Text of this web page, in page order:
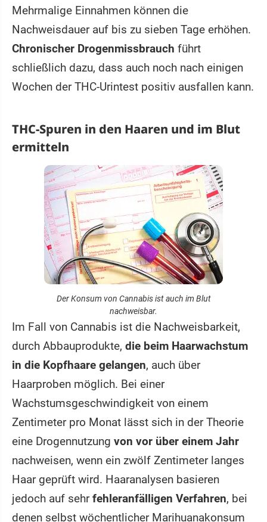
Mehrmalige Einnahmen können die
Nachweisdauer auf bis zu sieben Tage erhöhen.
Chronischer Drogenmissbrauch führt
schließlich dazu, dass auch noch nach einigen
Wochen der THC-Urintest positiv ausfallen kann.
THC-Spuren in den Haaren und im Blut
ermitteln
Der Konsum von Cannabis ist auch im Blut
nachweisbar.
Im Fall von Cannabis ist die Nachweisbarkeit,
durch Abbauprodukte, die beim Haarwachstum
in die Kopfhaare gelangen, auch über
Haarproben möglich. Bei einer
Wachstumsgeschwindigkeit von einem
Zentimeter pro Monat lässt sich in der Theorie
eine Drogennutzung von vor über einem Jahr
nachweisen, wenn ein zwölf Zentimeter langes
Haar geprüft wird. Haaranalysen basieren
jedoch auf sehrfehleranfälligen Verfahren, bei
denen selbst wöchentlicher Marihuanakonsum